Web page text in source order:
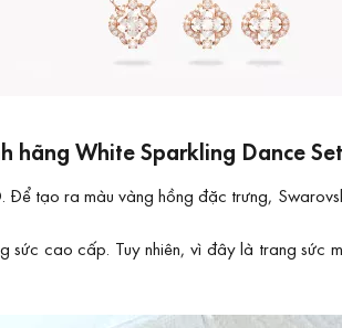
hãng White Sparkling Dance
Để tạo ra màu vàng hồng đặc trưng,
cao cấp. Tuy nhiên, vì đây là trang sức